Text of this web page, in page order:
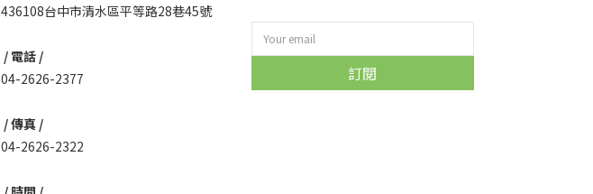
436108台中市清水區平等路28巷45號
/ 電話 /
04-2626-2377
/ 傳真 /
04-2626-2322
訂閱